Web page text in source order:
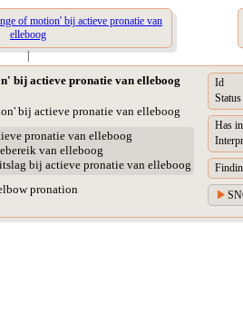
of motion' bij actieve pronatie van
elleboog
|
bij actieve pronatie van elleboog
bij actieve pronatie van elleboog
pronatie van elleboog
van elleboog
bij actieve pronatie van elleboog
pronation
Id
Status
Has